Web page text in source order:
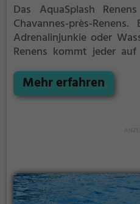
Das AquaSplash
Chavannes-près-Renens.
Adrenalinjunkie oder
Renens kommt jeder
einfach mit Freunden ist
genau die richtige Adresse.
Mehr erfahren